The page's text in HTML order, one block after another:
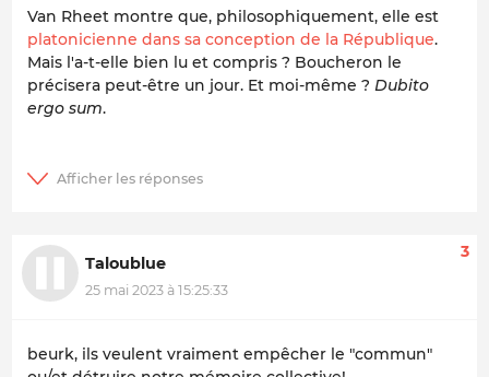
Van Rheet montre que, philosophiquement, elle est
platonicienne dans sa conception de la République.
Mais l'a-t-elle bien lu et compris ? Boucheron le
précisera peut-être un jour. Et moi-même ? Dubito
ergo sum.
Taloublue
25 mai 2023 à 15:25:33
3
beurk, ils veulent vraiment empêcher le "commun"